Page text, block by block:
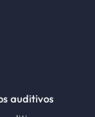
auditivos